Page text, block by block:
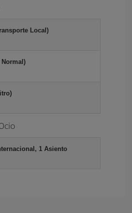
Local)
Normal)
1 Asiento